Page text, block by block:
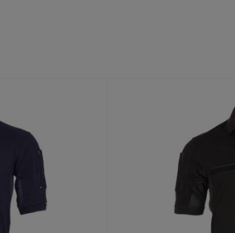
im Achselbereich für angenehmen Tragekomfort
auch ideal bei höheren Temperaturen
- 50% Polyester / Poliéster
sicher zu gehen, dass du die richtige Größe
auf deine gewählte Größe gedruckt wird, ist ein